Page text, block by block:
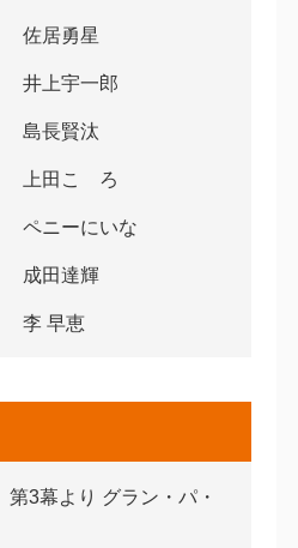
佐居勇星
井上宇一郎
島長賢汰
上田こゝろ
ペニーにいな
成田達輝
李 早恵
第3幕より グラン・パ・